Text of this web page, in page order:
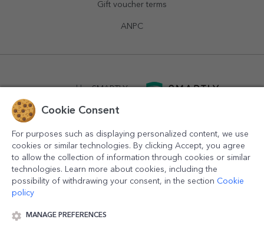
Gift voucher terms
ANPC
powered bySMARTLY.ro
© 2016-2026 StarGift
Cookie Consent
For purposes such as displaying personalized content, we use
cookies or similar technologies. By clicking Accept, you agree
to allow the collection of information through cookies or similar
technologies. Learn more about cookies, including the
possibility of withdrawing your consent, in the section Cookie
policy
MANAGE PREFERENCES